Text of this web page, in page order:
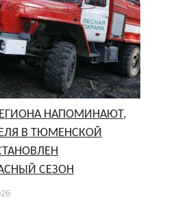
НАПОМИНАЮТ,
В ТЮМЕНСКОЙ
СЕЗОН